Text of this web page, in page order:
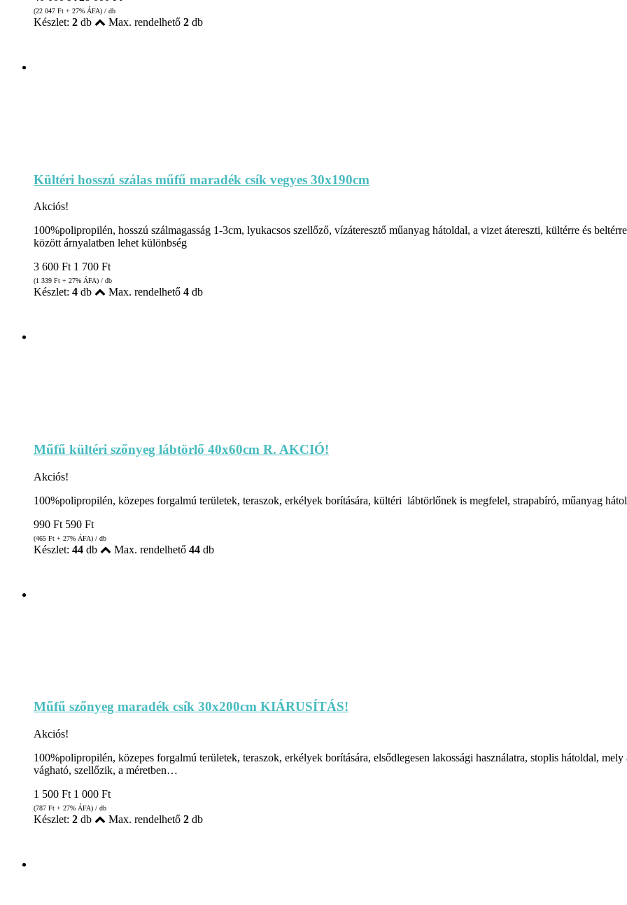
(22 047 Ft + 27% ÁFA) / db
Készlet: 2 db Max. rendelhető 2 db
Kültéri hosszú szálas műfű maradék csík vegyes 30x190cm
Akciós!
100%polipropilén, hosszú szálmagasság 1-3cm, lyukacsos szellőző, vízáteresztő műanyag hátoldal, a vizet átereszti, kültérre és
között árnyalatben lehet különbség
3 600 Ft 1 700 Ft
(1 339 Ft + 27% ÁFA) / db
Készlet: 4 db Max. rendelhető 4 db
Műfű kültéri szőnyeg lábtörlő 40x60cm R. AKCIÓ!
Akciós!
100%polipropilén, közepes forgalmú területek, teraszok, erkélyek borítására, kültéri lábtörlőnek is megfelel, strapabíró, műanyag
990 Ft 590 Ft
(465 Ft + 27% ÁFA) / db
Készlet: 44 db Max. rendelhető 44 db
Műfű szőnyeg maradék csík 30x200cm KIÁRUSÍTÁS!
Akciós!
100%polipropilén, közepes forgalmú területek, teraszok, erkélyek borítására, elsődlegesen lakossági használatra, stoplis hátoldal,
vágható, szellőzik, a méretben…
1 500 Ft 1 000 Ft
(787 Ft + 27% ÁFA) / db
Készlet: 2 db Max. rendelhető 2 db